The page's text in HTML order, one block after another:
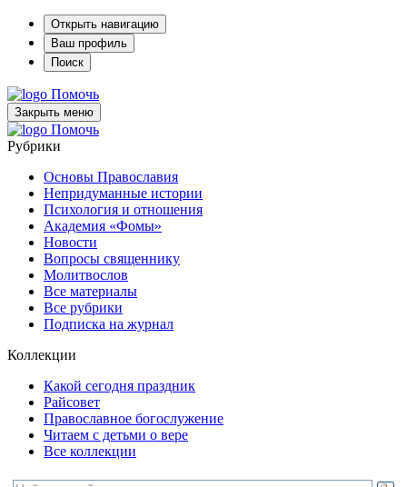
Открыть навигацию
Ваш профиль
Поиск
Помочь
Закрыть меню
Помочь
Рубрики
Основы Православия
Непридуманные истории
Психология и отношения
Академия «Фомы»
Новости
Вопросы священнику
Молитвослов
Все материалы
Все рубрики
Подписка на журнал
Коллекции
Какой сегодня праздник
Райсовет
Православное богослужение
Читаем с детьми о вере
Все коллекции